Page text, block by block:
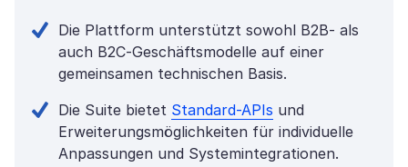
Die Plattform unterstützt sowohl B2B- als
auch B2C-Geschäftsmodelle auf einer
gemeinsamen technischen Basis.
Die Suite bietet Standard-APIs und
Erweiterungsmöglichkeiten für individuelle
Anpassungen und Systemintegrationen.